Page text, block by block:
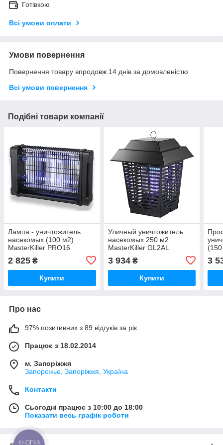
Готівкою
Всі умови оплати
Умови повернення
Повернення товару впродовж 14 днів за домовленістю
Всі умови повернення
Подібні товари компанії
Лампа - уничтожитель
насекомых (100 м2)
MasterKiller PRO16
MasterSem MasterSem
2 825 ₴
Купити
Уличный уничтожитель
насекомых 250 м2
MasterKiller GL2AL
комаров MasterSem
MasterSem
3 934₴
Купити
3
Про нас
97% позитивних з 89 відгуків за рік
Працює з 18.02.2014
м. Запоріжжя
Запорожье, Запоріжжя, Україна
Контакти
Сьогодні працює з 10:00 до 18:00
Показати весь графік роботи
КНОПКА